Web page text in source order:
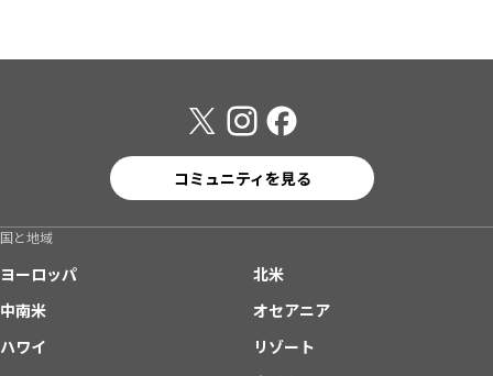
コミュニティを見る
国と地域
ヨーロッパ
北米
中南米
オセアニア
ハワイ
リゾート